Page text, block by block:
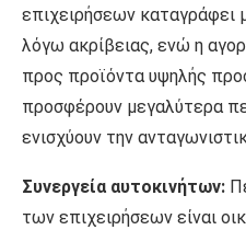
επιχειρήσεων καταγράφει
λόγω ακρίβειας, ενώ η
προς προϊόντα υψηλής
προσφέρουν μεγαλύτερα
ενισχύουν την
Συνεργεία αυτοκινήτων:
των επιχειρήσεων είναι